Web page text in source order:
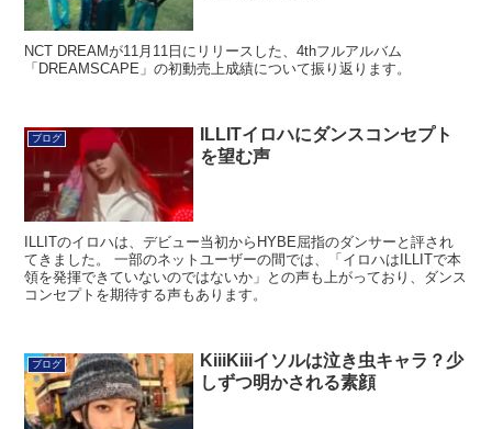
NCT DREAMが11月11日にリリースした、4thフルアルバム
「DREAMSCAPE」の初動売上成績について振り返ります。
ブログ
ILLITイロハにダンスコンセプト
を望む声
ILLITのイロハは、デビュー当初からHYBE屈指のダンサーと評され
てきました。 一部のネットユーザーの間では、「イロハはILLITで本
領を発揮できていないのではないか」との声も上がっており、ダンス
コンセプトを期待する声もあります。
ブログ
KiiiKiiiイソルは泣き虫キャラ？少
しずつ明かされる素顔